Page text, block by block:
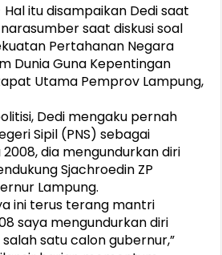
itu disampaikan Dedi saat
saat diskusi soal
Pertahanan Negara
Dunia Guna Kepentingan
Utama Pemprov Lampung,
Dedi mengaku pernah
Sipil (PNS) sebagai
dia mengundurkan diri
Sjachroedin ZP
Lampung.
ini terus terang mantri
saya mengundurkan diri
satu calon gubernur,”